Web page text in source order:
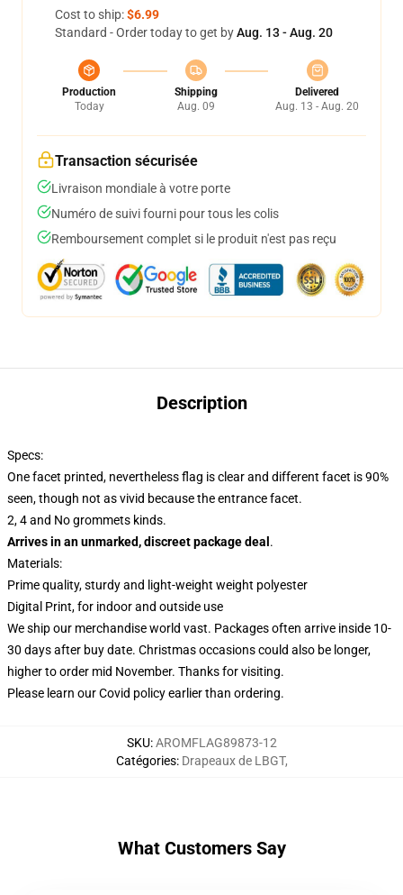
Cost to ship:$6.99
Standard - Order today to get byAug. 13 - Aug. 20
Production
Today
Shipping
Aug. 09
Delivered
Aug. 13 - Aug. 20
Transaction sécurisée
Livraison mondiale à votre porte
Numéro de suivi fourni pour tous les colis
Remboursement complet si le produit n'est pas reçu
Description
Specs:
One facet printed, nevertheless flag is clear and different facet is 90%
seen, though not as vivid because the entrance facet.
2, 4 and No grommets kinds.
Arrives in an unmarked, discreet package deal .
Materials:
Prime quality, sturdy and light-weight weight polyester
Digital Print, for indoor and outside use
We ship our merchandise world vast. Packages often arrive inside 10-
30 days after buy date. Christmas occasions could also be longer,
higher to order mid November. Thanks for visiting.
Please learn our Covid policyearlier than ordering.
SKU:AROMFLAG89873-12
Catégories: Drapeaux de LBGT,
What Customers Say